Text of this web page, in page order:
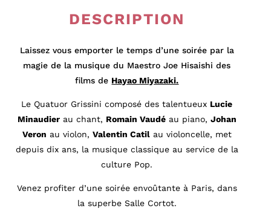
DESCRIPTION
Laissez vous emporter le temps d’une soirée par la
magie de la musique du Maestro Joe Hisaishi des
films de Hayao Miyazaki.
Le Quatuor Grissini composé des talentueux Lucie
Minaudierau chant, Romain Vaudéau piano, Johan
Veron au violon, Valentin Catilau violoncelle, met
depuis dix ans, la musique classique au service de la
culture Pop.
Venez profiter d’une soirée envoûtante à Paris, dans
la superbe Salle Cortot.